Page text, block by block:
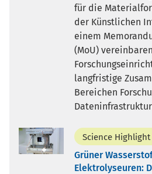
für die
der Künstlichen
einem
(MoU)
langfristige
Bereichen
Science Highlight
Grüner
Elektrolyseuren: